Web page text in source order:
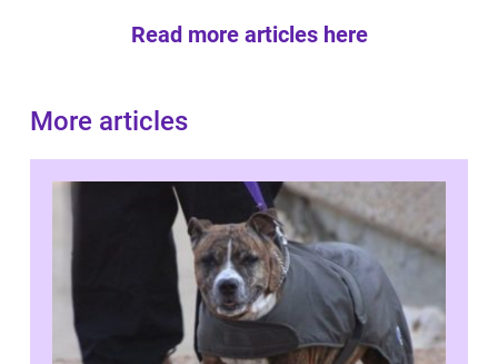
Read more articles here
More articles